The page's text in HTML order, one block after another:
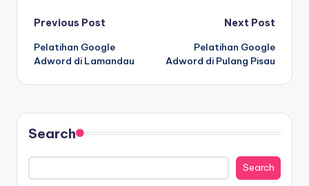
Previous Post
Pelatihan Google
Adword di Lamandau
Next Post
Pelatihan Google
Adword di Pulang Pisau
Search
Search